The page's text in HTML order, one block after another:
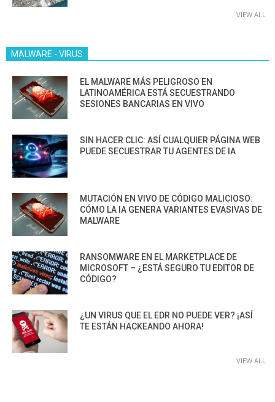
VIEW ALL
MALWARE - VIRUS
EL MALWARE MÁS PELIGROSO EN
LATINOAMÉRICA ESTÁ SECUESTRANDO
SESIONES BANCARIAS EN VIVO
SIN HACER CLIC: ASÍ CUALQUIER PÁGINA WEB
PUEDE SECUESTRAR TU AGENTES DE IA
MUTACIÓN EN VIVO DE CÓDIGO MALICIOSO:
CÓMO LA IA GENERA VARIANTES EVASIVAS DE
MALWARE
RANSOMWARE EN EL MARKETPLACE DE
MICROSOFT – ¿ESTÁ SEGURO TU EDITOR DE
CÓDIGO?
¿UN VIRUS QUE EL EDR NO PUEDE VER? ¡ASÍ
TE ESTÁN HACKEANDO AHORA!
VIEW ALL